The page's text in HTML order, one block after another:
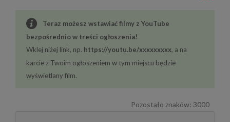
Teraz możesz wstawiać filmy z YouTube
bezpośrednio w treści ogłoszenia!
Wklej niżej link, np. https://youtu.be/xxxxxxxxx, a na
karcie z Twoim ogłoszeniem w tym miejscu będzie
wyświetlany film.
Pozostało znaków: 3000